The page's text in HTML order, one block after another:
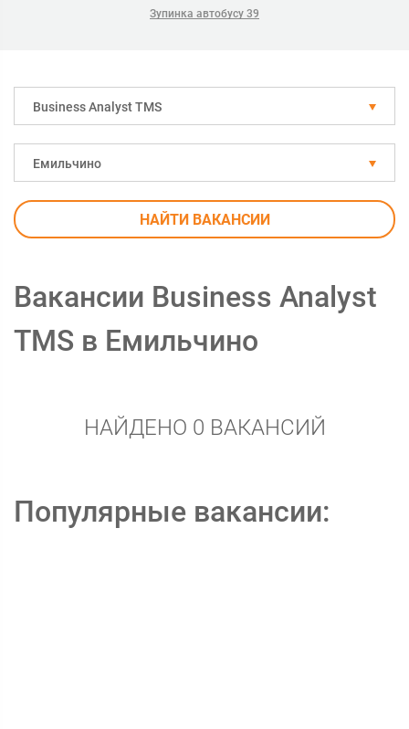
Зупинка автобусу 39
Business Analyst TMS
Емильчино
НАЙТИ ВАКАНСИИ
Вакансии Business Analyst
TMS в Емильчино
НАЙДЕНО 0 ВАКАНСИЙ
Популярные вакансии: